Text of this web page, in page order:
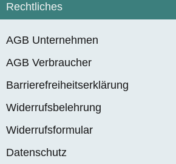
Rechtliches
AGB Unternehmen
AGB Verbraucher
Barrierefreiheitserklärung
Widerrufsbelehrung
Widerrufsformular
Datenschutz